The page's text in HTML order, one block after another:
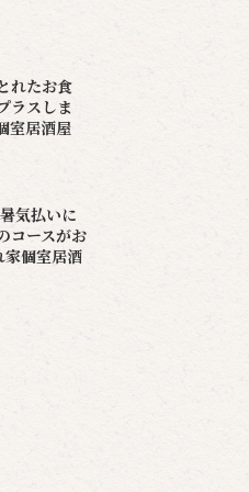
れたお食
ラスしま
室居酒屋
気払いに
コースがお
家個室居酒